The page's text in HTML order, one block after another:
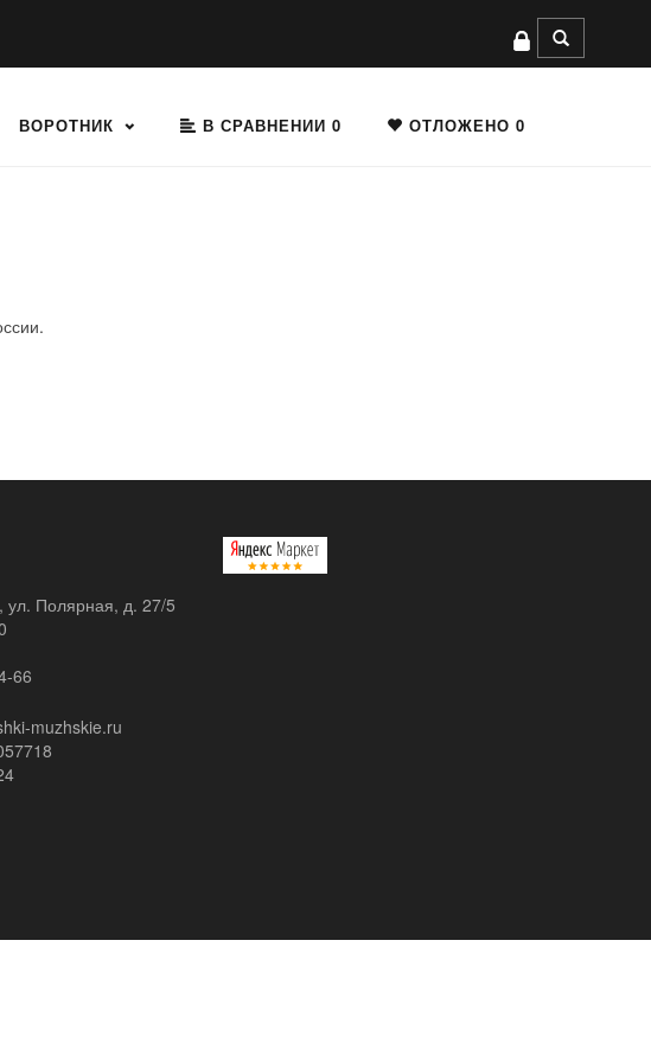
ВОРОТНИК В СРАВНЕНИИ 0 ОТЛОЖЕНО 0
ул. Полярная, д. 27/5
66
muzhskie.ru